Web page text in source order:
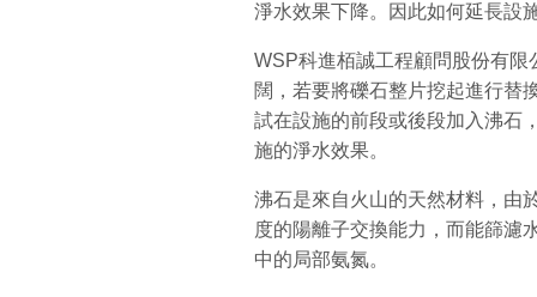
淨水效果下降。因此如何延長設
WSP科進栢誠工程顧問股份有
闊，若要將礫石整片挖起進行替
試在設施的前段或後段加入沸石
施的淨水效果。
沸石是來自火山的天然材料，由
度的陽離子交換能力，而能篩濾
中的局部氨氮。